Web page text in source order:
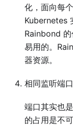
化，面向每
Kubernetes
Rainbond
易用的。
器资源。
相同监听端
端口其实也
的占用是不